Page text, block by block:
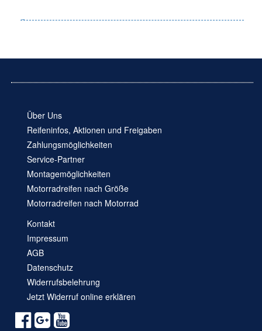
Über Uns
Reifeninfos, Aktionen und Freigaben
Zahlungsmöglichkeiten
Service-Partner
Montagemöglichkeiten
Motorradreifen nach Größe
Motorradreifen nach Motorrad
Kontakt
Impressum
AGB
Datenschutz
Widerrufsbelehrung
Jetzt Widerruf online erklären